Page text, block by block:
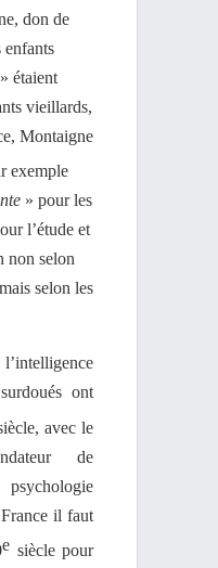
don de
enfants
» étaient
vieillards,
Montaigne
exemple
» pour les
l’étude et
non selon
mais selon les
ont
avec le
de
il faut
e siècle pour